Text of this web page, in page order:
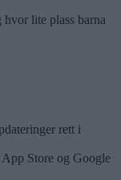
lite plass barna
rett i
Store og Google